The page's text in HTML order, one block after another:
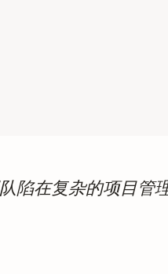
陷在复杂的项目管